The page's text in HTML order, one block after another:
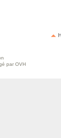
par OVH